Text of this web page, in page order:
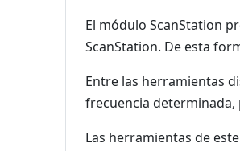
El módulo ScanStation
ScanStation. De esta
Entre las herramientas
frecuencia
Las herramientas de